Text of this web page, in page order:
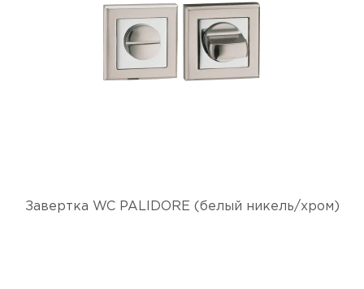
Завертка WC PALIDORE (белый никель/хром)